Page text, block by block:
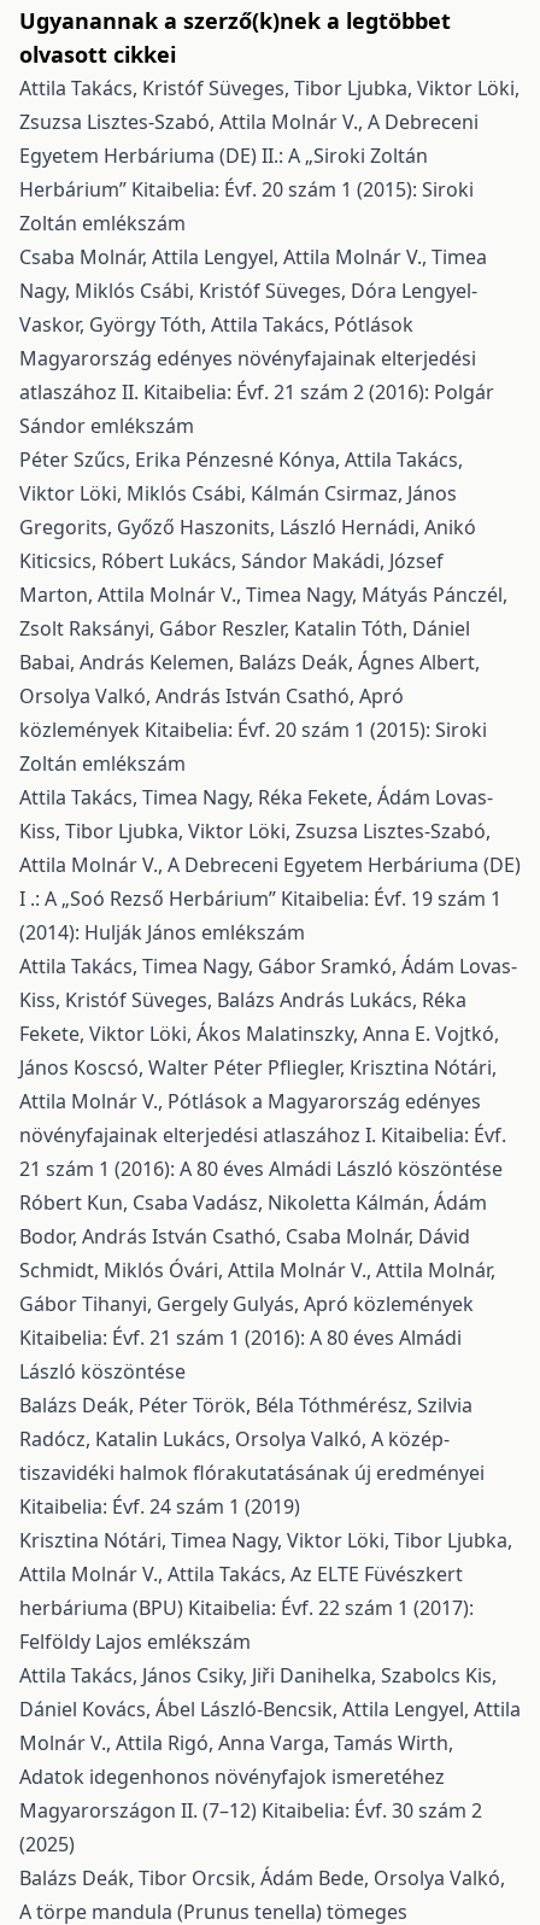
Ugyanannak a szerző(k)nek a legtöbbet
olvasott cikkei
Attila Takács, Kristóf Süveges, Tibor Ljubka, Viktor Löki,
Zsuzsa Lisztes-Szabó, Attila Molnár V., A Debreceni
Egyetem Herbáriuma (DE) II.: A „Siroki Zoltán
Herbárium” Kitaibelia: Évf. 20 szám 1 (2015): Siroki
Zoltán emlékszám
Csaba Molnár, Attila Lengyel, Attila Molnár V., Timea
Nagy, Miklós Csábi, Kristóf Süveges, Dóra Lengyel-
Vaskor, György Tóth, Attila Takács, Pótlások
Magyarország edényes növényfajainak elterjedési
atlaszához II. Kitaibelia: Évf. 21 szám 2 (2016): Polgár
Sándor emlékszám
Péter Szűcs, Erika Pénzesné Kónya, Attila Takács,
Viktor Löki, Miklós Csábi, Kálmán Csirmaz, János
Gregorits, Győző Haszonits, László Hernádi, Anikó
Kiticsics, Róbert Lukács, Sándor Makádi, József
Marton, Attila Molnár V., Timea Nagy, Mátyás Pánczél,
Zsolt Raksányi, Gábor Reszler, Katalin Tóth, Dániel
Babai, András Kelemen, Balázs Deák, Ágnes Albert,
Orsolya Valkó, András István Csathó, Apró
közlemények Kitaibelia: Évf. 20 szám 1 (2015): Siroki
Zoltán emlékszám
Attila Takács, Timea Nagy, Réka Fekete, Ádám Lovas-
Kiss, Tibor Ljubka, Viktor Löki, Zsuzsa Lisztes-Szabó,
Attila Molnár V., A Debreceni Egyetem Herbáriuma (DE)
I .: A „Soó Rezső Herbárium” Kitaibelia: Évf. 19 szám 1
(2014): Hulják János emlékszám
Attila Takács, Timea Nagy, Gábor Sramkó, Ádám Lovas-
Kiss, Kristóf Süveges, Balázs András Lukács, Réka
Fekete, Viktor Löki, Ákos Malatinszky, Anna E. Vojtkó,
János Koscsó, Walter Péter Pfliegler, Krisztina Nótári,
Attila Molnár V., Pótlások a Magyarország edényes
növényfajainak elterjedési atlaszához I. Kitaibelia: Évf.
21 szám 1 (2016): A 80 éves Almádi László köszöntése
Róbert Kun, Csaba Vadász, Nikoletta Kálmán, Ádám
Bodor, András István Csathó, Csaba Molnár, Dávid
Schmidt, Miklós Óvári, Attila Molnár V., Attila Molnár,
Gábor Tihanyi, Gergely Gulyás, Apró közlemények
Kitaibelia: Évf. 21 szám 1 (2016): A 80 éves Almádi
László köszöntése
Balázs Deák, Péter Török, Béla Tóthmérész, Szilvia
Radócz, Katalin Lukács, Orsolya Valkó, A közép-
tiszavidéki halmok flórakutatásának új eredményei
Kitaibelia: Évf. 24 szám 1 (2019)
Krisztina Nótári, Timea Nagy, Viktor Löki, Tibor Ljubka,
Attila Molnár V., Attila Takács, Az ELTE Füvészkert
herbáriuma (BPU) Kitaibelia: Évf. 22 szám 1 (2017):
Felföldy Lajos emlékszám
Attila Takács, János Csiky, Jiři Danihelka, Szabolcs Kis,
Dániel Kovács, Ábel László-Bencsik, Attila Lengyel, Attila
Molnár V., Attila Rigó, Anna Varga, Tamás Wirth,
Adatok idegenhonos növényfajok ismeretéhez
Magyarországon II. (7–12) Kitaibelia: Évf. 30 szám 2
(2025)
Balázs Deák, Tibor Orcsik, Ádám Bede, Orsolya Valkó,
A törpe mandula (Prunus tenella) tömeges